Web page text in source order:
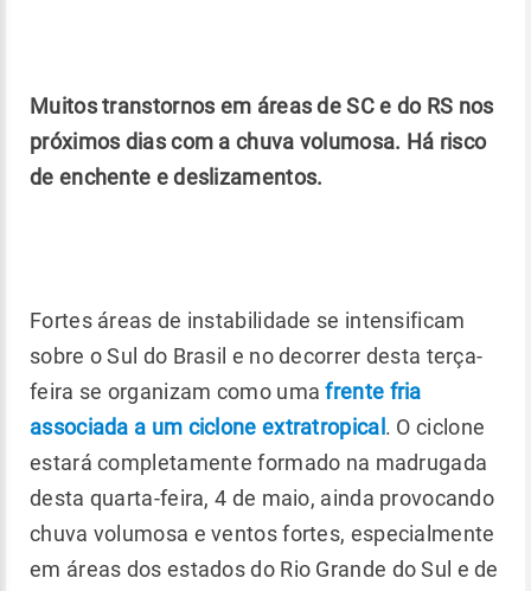
Muitos transtornos em áreas de SC e do RS nos
próximos dias com a chuva volumosa. Há risco
de enchente e deslizamentos.
Fortes áreas de instabilidade se intensificam
sobre o Sul do Brasil e no decorrer desta terça-
feira se organizam como umafrente fria
associada a um ciclone extratropical . O ciclone
estará completamente formado na madrugada
desta quarta-feira, 4 de maio, ainda provocando
chuva volumosa e ventos fortes, especialmente
em áreas dos estados do Rio Grande do Sul e de